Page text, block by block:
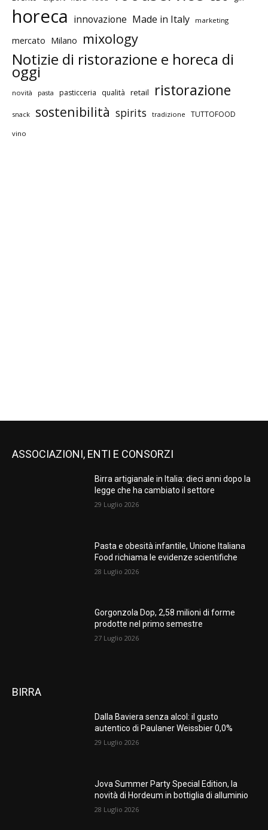
horeca innovazione Made in Italy marketing
mercato Milano mixology
Notizie di ristorazione e horeca di
oggi
novità pasta pasticceria qualità retail ristorazione
snack sostenibilità spirits tradizione TUTTOFOOD
vino
ASSOCIAZIONI, ENTI E CONSORZI
Birra artigianale in Italia: dieci anni dopo la
legge che ha cambiato il settore
29 Luglio 2026
Pasta e obesità infantile, Unione Italiana
Food richiama le evidenze scientifiche
28 Luglio 2026
Gorgonzola Dop, 2,58 milioni di forme
prodotte nel primo semestre
27 Luglio 2026
BIRRA
Dalla Baviera senza alcol: il gusto
autentico di Paulaner Weissbier 0,0%
29 Luglio 2026
Jova Summer Party Special Edition, la
novità di Hordeum in bottiglia di alluminio
28 Luglio 2026